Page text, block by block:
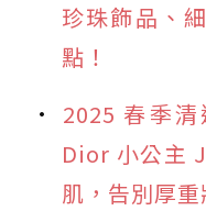
珍珠飾品、
點！
2025 春季
Dior 小公主
肌，告別厚重